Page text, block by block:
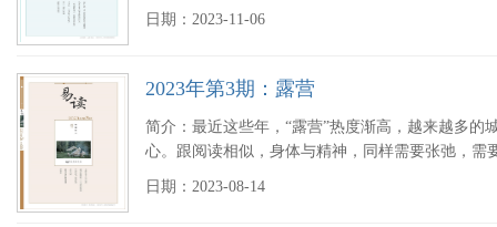
日期：2023-11-06
2023年第3期：露营
简介：最近这些年，“露营”热度渐高，越来越多的
心。跟阅读相似，身体与精神，同样需要张弛，需
日期：2023-08-14